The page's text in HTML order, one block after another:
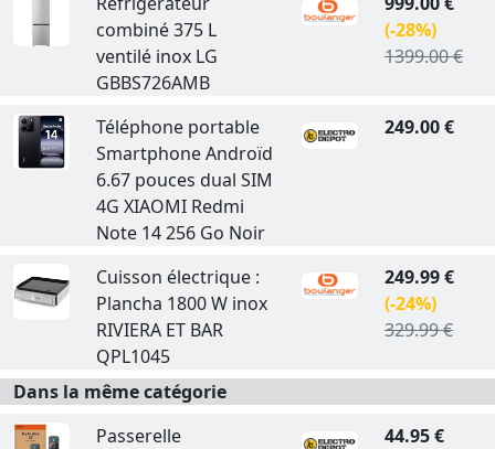
combiné 375 L
ventilé inox LG
GBBS726AMB
(-28%)
1399.00 €
Téléphone portable
Smartphone Androïd
6.67 pouces dual SIM
4G XIAOMI Redmi
Note 14 256 Go Noir
249.00 €
Cuisson électrique :
Plancha 1800 W inox
RIVIERA ET BAR
QPL1045
249.99 €
(-24%)
329.99 €
Dans la même catégorie
Passerelle
44.95 €